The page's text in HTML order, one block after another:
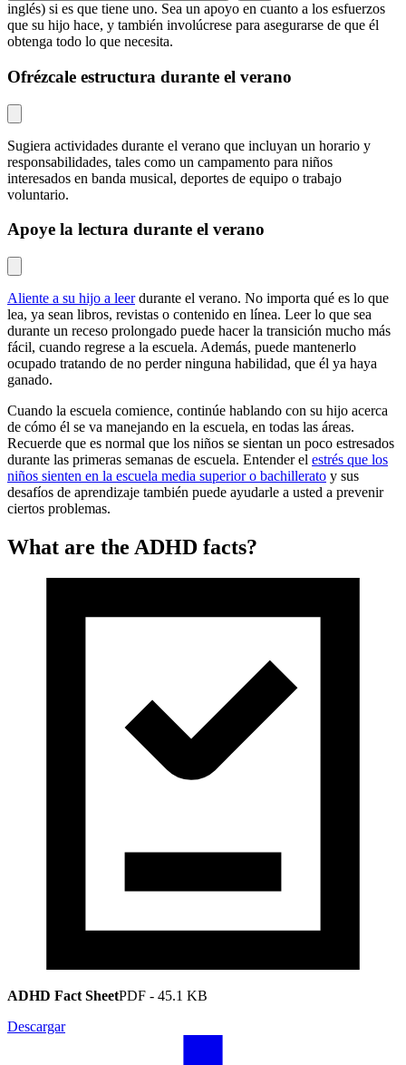
inglés) si es que tiene uno. Sea un apoyo en cuanto a los esfuerzos
que su hijo hace, y también involúcrese para asegurarse de que él
obtenga todo lo que necesita.
Ofrézcale estructura durante el verano
Sugiera actividades durante el verano que incluyan un horario y
responsabilidades, tales como un campamento para niños
interesados en banda musical, deportes de equipo o trabajo
voluntario.
Apoye la lectura durante el verano
Aliente a su hijo a leerdurante el verano. No importa qué es lo que
lea, ya sean libros, revistas o contenido en línea. Leer lo que sea
durante un receso prolongado puede hacer la transición mucho más
fácil, cuando regrese a la escuela. Además, puede mantenerlo
ocupado tratando de no perder ninguna habilidad, que él ya haya
ganado.
Cuando la escuela comience, continúe hablando con su hijo acerca
de cómo él se va manejando en la escuela, en todas las áreas.
Recuerde que es normal que los niños se sientan un poco estresados
durante las primeras semanas de escuela. Entender el estrés que los
niños sienten en la escuela media superior o bachillerato y sus
desafíos de aprendizaje también puede ayudarle a usted a prevenir
ciertos problemas.
What are the ADHD facts?
ADHD Fact SheetPDF - 45.1 KB
Descargar